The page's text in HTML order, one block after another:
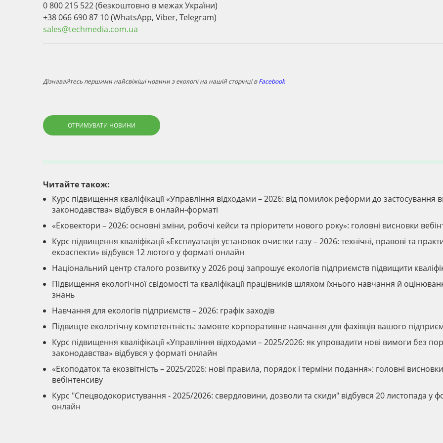
0 800 215 522 (безкоштовно в межах України)
+38 066 690 87 10 (WhatsApp, Viber, Telegram)
sales@techmedia.com.ua
Дізнавайтесь першими найсвіжіші новини з екології на нашій сторінці вFacebook
ОТРИМУВАТИ НОВИНИ
Читайте також:
Курс підвищення кваліфікації «Управління відходами – 2026: від помилок реформи до застосування
законодавства» відбувся в онлайн-форматі
«Ековектори – 2026: основні зміни, робочі кейси та пріоритети нового року»: головні висновки
Курс підвищення кваліфікації «Експлуатація установок очистки газу – 2026: технічні, правові та
екоаспекти» відбувся 12 лютого у форматі онлайн
Національний центр сталого розвитку у 2026 році запрошує екологів підприємств підвищити
Підвищення екологічної свідомості та кваліфікації працівників шляхом їхнього навчання й
знань
Навчання для екологів підприємств – 2026: графік заходів
Підвищте екологічну компетентність: замовте корпоративне навчання для фахівців вашого
Курс підвищення кваліфікації «Управління відходами – 2025/2026: як упровадити нові вимоги без
законодавства» відбувся у форматі онлайн
«Екоподаток та екозвітність – 2025/2026: нові правила, порядок і терміни подання»: головні висновки
вебінтенсиву
Курс "Спецводокористування - 2025/2026: свердловини, дозволи та скиди" відбувся 20 листопада у
онлайн